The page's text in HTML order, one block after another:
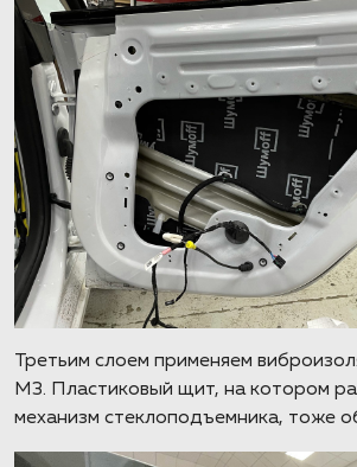
Третьим слоем применяем
М3. Пластиковый щит, на котором
механизм стеклоподъемника, тоже